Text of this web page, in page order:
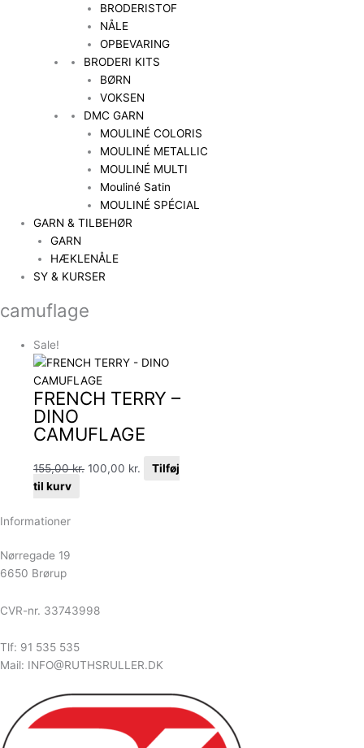
BRODERISTOF
NÅLE
OPBEVARING
BRODERI KITS
BØRN
VOKSEN
DMC GARN
MOULINÉ COLORIS
MOULINÉ METALLIC
MOULINÉ MULTI
Mouliné Satin
MOULINÉ SPÉCIAL
GARN & TILBEHØR
GARN
HÆKLENÅLE
SY & KURSER
camuflage
Sale!
FRENCH TERRY –
DINO
CAMUFLAGE
155,00kr. 100,00 kr.
Tilføj
til kurv
Informationer
Nørregade 19
6650 Brørup
CVR-nr. 33743998
Tlf: 91 535 535
Mail: INFO@RUTHSRULLER.DK